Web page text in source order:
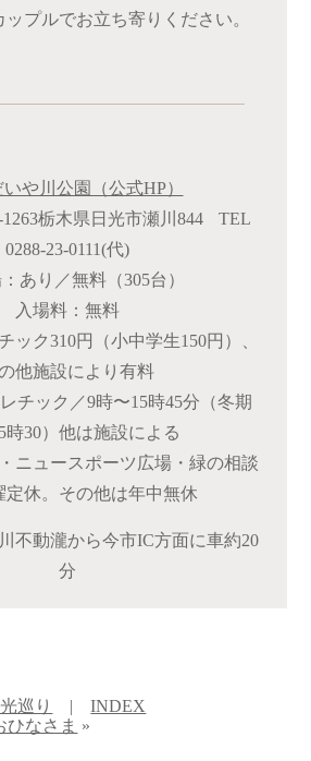
プルでお立ち寄りください。
いや川公園（公式HP）
1263栃木県日光市瀬川844 TEL
0288-23-0111(代)
あり／無料（305台）
入場料：無料
ック310円（小中学生150円）、
他施設により有料
チック／9時〜15時45分（冬期
時30）他は施設による
ニュースポーツ広場・緑の相談
定休。その他は年中無休
不動瀧から今市IC方面に車約20
分
巡り |INDEX
ひなさま »